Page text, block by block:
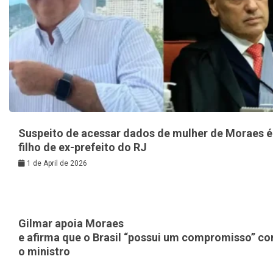
Suspeito de acessar dados de mulher de Moraes é
filho de ex-prefeito do RJ
1 de April de 2026
Gilmar apoia Moraes
e afirma que o Brasil “possui um compromisso”
o ministro